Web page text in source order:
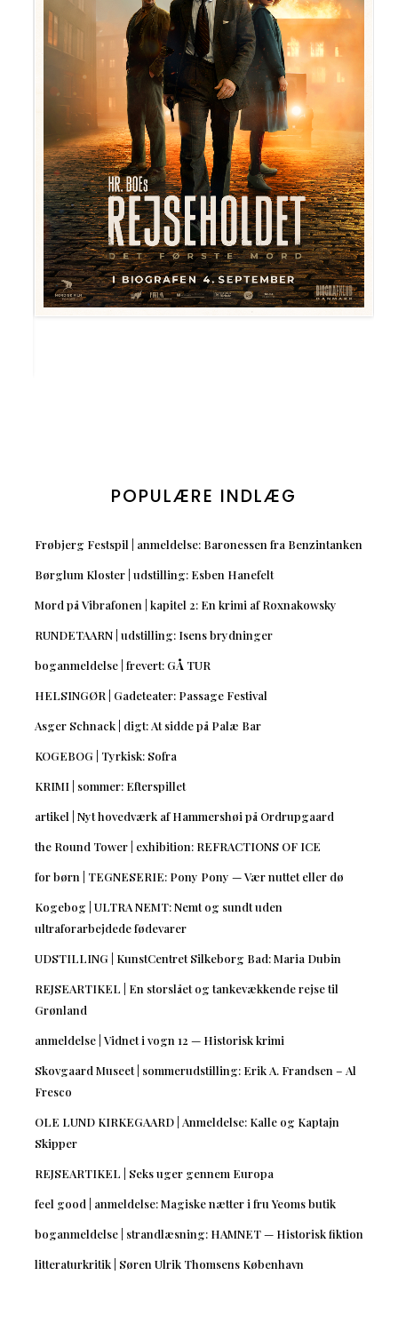
POPULÆRE INDLÆG
Frøbjerg Festspil | anmeldelse: Baronessen fra Benzintanken
Børglum Kloster | udstilling: Esben Hanefelt
Mord på Vibrafonen | kapitel 2: En krimi af Roxnakowsky
RUNDETAARN | udstilling: Isens brydninger
boganmeldelse | frevert: GÅ TUR
HELSINGØR | Gadeteater: Passage Festival
Asger Schnack | digt: At sidde på Palæ Bar
KOGEBOG | Tyrkisk: Sofra
KRIMI | sommer: Efterspillet
artikel | Nyt hovedværk af Hammershøi på Ordrupgaard
the Round Tower | exhibition: REFRACTIONS OF ICE
for børn | TEGNESERIE: Pony Pony — Vær nuttet eller dø
Kogebog | ULTRA NEMT: Nemt og sundt uden
ultraforarbejdede fødevarer
UDSTILLING | KunstCentret Silkeborg Bad: Maria Dubin
REJSEARTIKEL | En storslået og tankevækkende rejse til
Grønland
anmeldelse | Vidnet i vogn 12 — Historisk krimi
Skovgaard Museet | sommerudstilling: Erik A. Frandsen – Al
Fresco
OLE LUND KIRKEGAARD | Anmeldelse: Kalle og Kaptajn
Skipper
REJSEARTIKEL | Seks uger gennem Europa
feel good | anmeldelse: Magiske nætter i fru Yeoms butik
boganmeldelse | strandlæsning: HAMNET — Historisk fiktion
litteraturkritik | Søren Ulrik Thomsens København